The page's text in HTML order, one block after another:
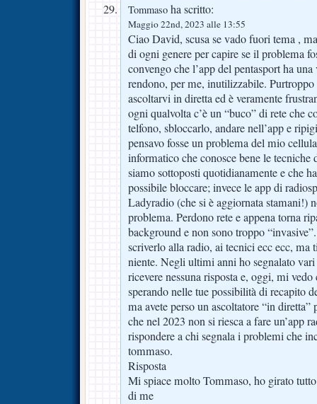
Tommaso ha scritto:
Maggio 22nd, 2023 alle 13:55
Ciao David, scusa se vado fuori tema ,
di ogni genere per capire se il problema
convengo che l’app del pentasport ha
rendono, per me, inutilizzabile.
ascoltarvi in diretta ed è veramente
ogni qualvolta c’è un “buco” di rete che
telfono, sbloccarlo, andare nell’app e
pensavo fosse un problema del mio
informatico che conosce bene le
siamo sottoposti quotidianamente e che
possibile bloccare; invece le app di
Ladyradio (che si è aggiornata stamani!)
problema. Perdono rete e appena torna
background e non sono troppo
scriverlo alla radio, ai tecnici ecc ecc, ma
niente. Negli ultimi anni ho segnalato
ricevere nessuna risposta e, oggi, mi
sperando nelle tue possibilità di recapito
ma avete perso un ascoltatore “in
che nel 2023 non si riesca a fare un’app
rispondere a chi segnala i problemi che
tommaso.
Risposta
Mi spiace molto Tommaso, ho girato
di me